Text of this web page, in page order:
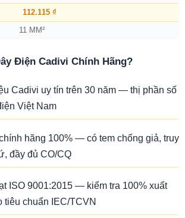
112.115 ₫
11 MM²
Điện Cadivi Chính Hãng?
Cadivi uy tín trên 30 năm — thị phần số
Việt Nam
hãng 100% — có tem chống giả, truy
đầy đủ CO/CQ
ISO 9001:2015 — kiểm tra 100% xuất
tiêu chuẩn IEC/TCVN